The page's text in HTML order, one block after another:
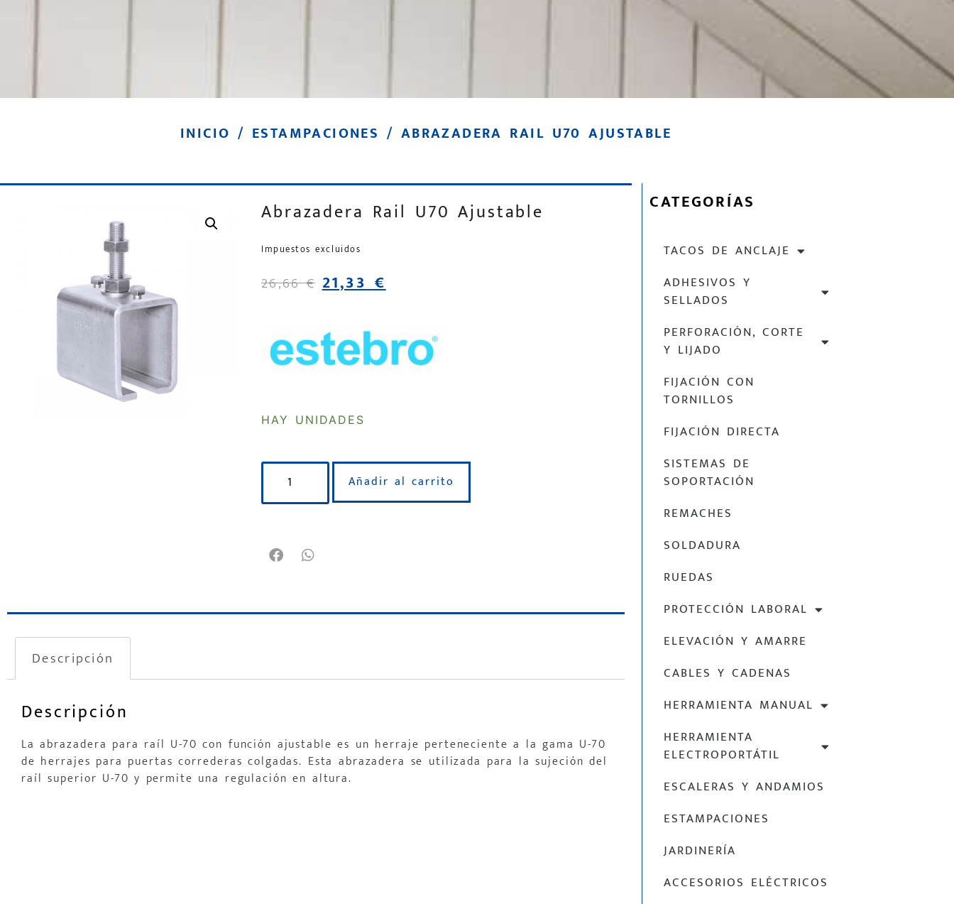
INICIO / ESTAMPACIONES / ABRAZADERA RAIL U70 AJUSTABLE
Abrazadera Rail U70 Ajustable
Impuestos excluidos
26,66€ 21,33€
HAY UNIDADES
Añadir al carrito
Descripción
Descripción
La abrazadera para raíl U-70 con función ajustable es un herraje perteneciente a la gama U-70
de herrajes para puertas correderas colgadas. Esta abrazadera se utilizada para la sujeción del
raíl superior U-70 y permite una regulación en altura.
CATEGORÍAS
TACOS DE ANCLAJE
ADHESIVOS Y
SELLADOS
PERFORACIÓN, CORTE
Y LIJADO
FIJACIÓN CON
TORNILLOS
FIJACIÓN DIRECTA
SISTEMAS DE
SOPORTACIÓN
REMACHES
SOLDADURA
RUEDAS
PROTECCIÓN LABORAL
ELEVACIÓN Y AMARRE
CABLES Y CADENAS
HERRAMIENTA MANUAL
HERRAMIENTA
ELECTROPORTÁTIL
ESCALERAS Y ANDAMIOS
ESTAMPACIONES
JARDINERÍA
ACCESORIOS ELÉCTRICOS